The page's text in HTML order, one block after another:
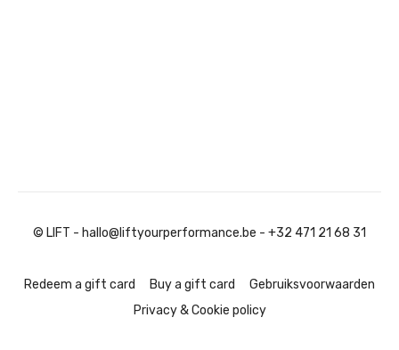
© LIFT - hallo@liftyourperformance.be - +32 471 21 68 31
Redeem a gift card Buy a gift card
Gebruiksvoorwaarden
Privacy & Cookie policy